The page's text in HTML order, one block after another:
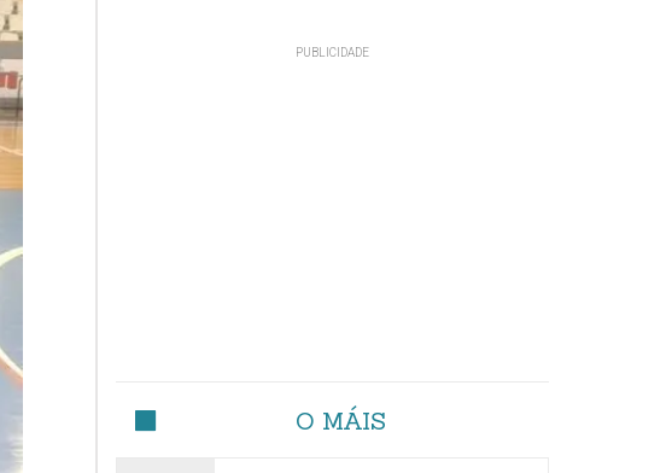
O MÁIS